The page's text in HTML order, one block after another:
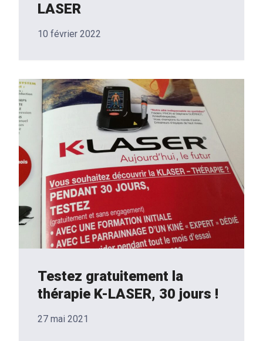
LASER
10 février 2022
Testez gratuitement la
thérapie K-LASER, 30 jours !
27 mai 2021